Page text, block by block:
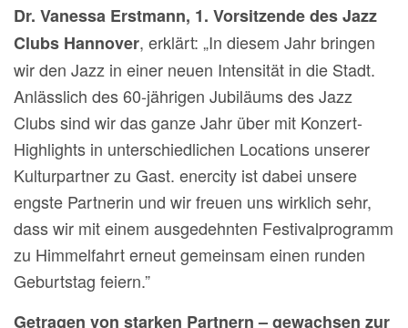
Dr. Vanessa Erstmann, 1. Vorsitzende des Jazz
Clubs Hannover, erklärt: „In diesem Jahr bringen
wir den Jazz in einer neuen Intensität in die Stadt.
Anlässlich des 60-jährigen Jubiläums des Jazz
Clubs sind wir das ganze Jahr über mit Konzert-
Highlights in unterschiedlichen Locations unserer
Kulturpartner zu Gast. enercity ist dabei unsere
engste Partnerin und wir freuen uns wirklich sehr,
dass wir mit einem ausgedehnten Festivalprogramm
zu Himmelfahrt erneut gemeinsam einen runden
Geburtstag feiern.”
Getragen von starken Partnern – gewachsen zur